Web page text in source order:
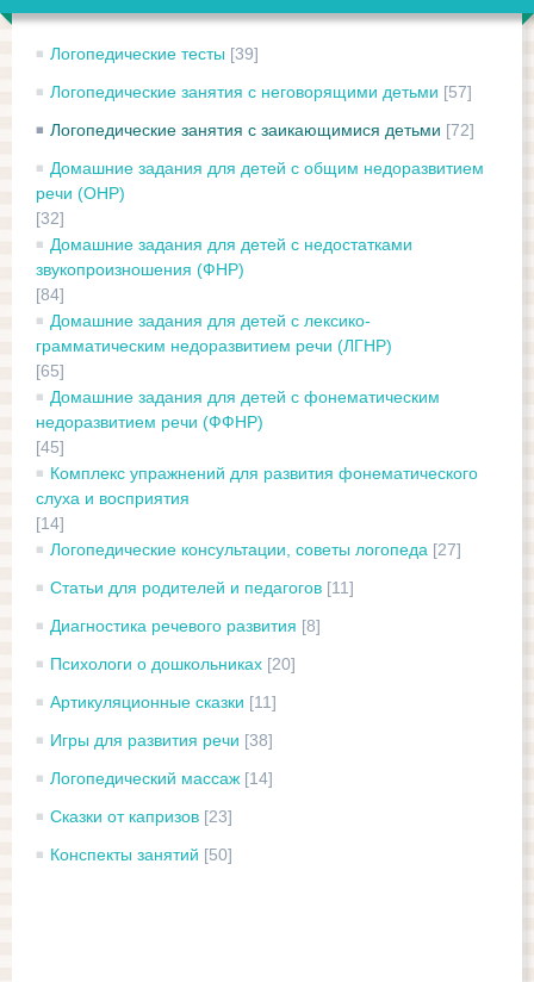
Логопедические тесты [39]
Логопедические занятия с неговорящими детьми [57]
Логопедические занятия с заикающимися детьми [72]
Домашние задания для детей с общим недоразвитием
речи (ОНР)
[32]
Домашние задания для детей с недостатками
звукопроизношения (ФНР)
[84]
Домашние задания для детей с лексико-
грамматическим недоразвитием речи (ЛГНР)
[65]
Домашние задания для детей с фонематическим
недоразвитием речи (ФФНР)
[45]
Комплекс упражнений для развития фонематического
слуха и восприятия
[14]
Логопедические консультации, советы логопеда [27]
Статьи для родителей и педагогов [11]
Диагностика речевого развития [8]
Психологи о дошкольниках [20]
Артикуляционные сказки [11]
Игры для развития речи [38]
Логопедический массаж [14]
Сказки от капризов [23]
Конспекты занятий [50]